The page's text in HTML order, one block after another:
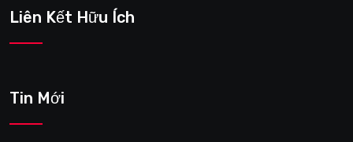
Liên Kết Hữu Ích
Tin Mới